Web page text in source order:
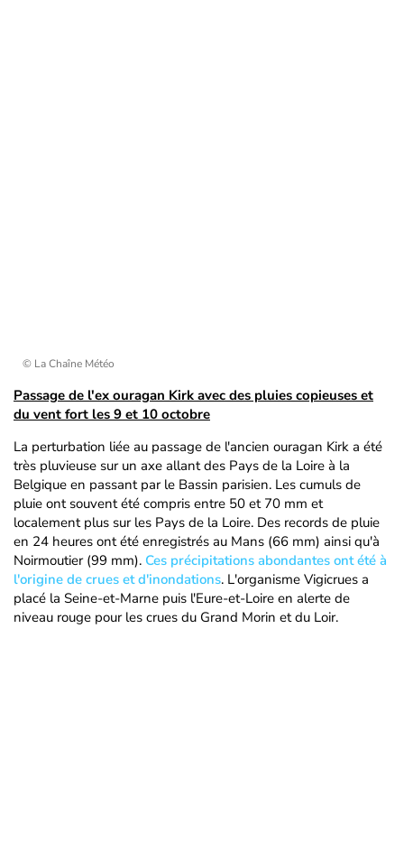
© La Chaîne Météo
Passage de l'ex ouragan Kirk avec des pluies copieuses et
du vent fort les 9 et 10 octobre
La perturbation liée au passage de l'ancien ouragan Kirk a été
très pluvieuse sur un axe allant des Pays de la Loire à la
Belgique en passant par le Bassin parisien. Les cumuls de
pluie ont souvent été compris entre 50 et 70 mm et
localement plus sur les Pays de la Loire. Des records de pluie
en 24 heures ont été enregistrés au Mans (66 mm) ainsi qu'à
Noirmoutier (99 mm). Ces précipitations abondantes ont été à
l'origine de crues et d'inondations. L'organisme Vigicrues a
placé la Seine-et-Marne puis l'Eure-et-Loire en alerte de
niveau rouge pour les crues du Grand Morin et du Loir.